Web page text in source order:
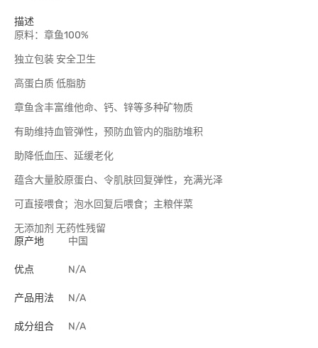
描述
原料：章鱼100%
独立包装 安全卫生
高蛋白质 低脂肪
章鱼含丰富维他命、钙、锌等多种矿物质
有助维持血管弹性，预防血管内的脂肪堆积
助降低血压、延缓老化
蕴含大量胶原蛋白、令肌肤回复弹性，充满光泽
可直接喂食；泡水回复后喂食；主粮伴菜
无添加剂 无药性残留
原产地
中国
优点 N/A
产品用法 N/A
成分组合 N/A